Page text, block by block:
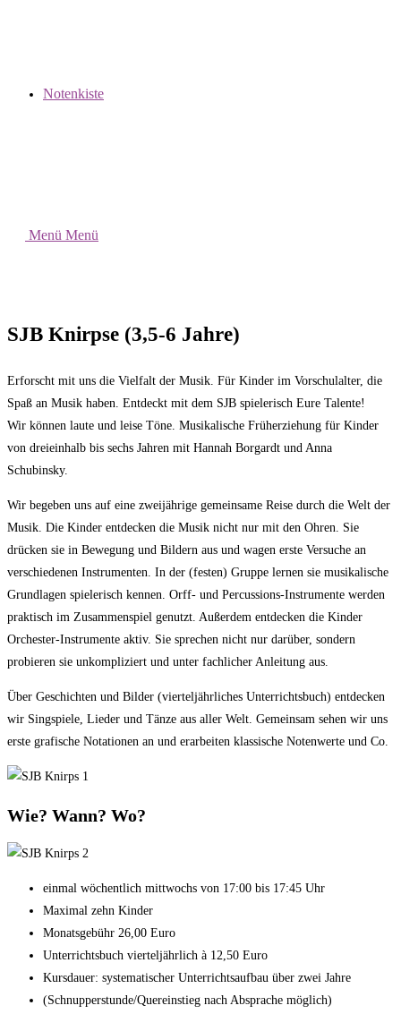
Notenkiste
Menü Menü
SJB Knirpse (3,5-6 Jahre)
Erforscht mit uns die Vielfalt der Musik. Für Kinder im Vorschulalter, die
Spaß an Musik haben. Entdeckt mit dem SJB spielerisch Eure Talente!
Wir können laute und leise Töne. Musikalische Früherziehung für Kinder
von dreieinhalb bis sechs Jahren mit Hannah Borgardt und Anna
Schubinsky.
Wir begeben uns auf eine zweijährige gemeinsame Reise durch die Welt der
Musik. Die Kinder entdecken die Musik nicht nur mit den Ohren. Sie
drücken sie in Bewegung und Bildern aus und wagen erste Versuche an
verschiedenen Instrumenten. In der (festen) Gruppe lernen sie musikalische
Grundlagen spielerisch kennen. Orff- und Percussions-Instrumente werden
praktisch im Zusammenspiel genutzt. Außerdem entdecken die Kinder
Orchester-Instrumente aktiv. Sie sprechen nicht nur darüber, sondern
probieren sie unkompliziert und unter fachlicher Anleitung aus.
Über Geschichten und Bilder (vierteljährliches Unterrichtsbuch) entdecken
wir Singspiele, Lieder und Tänze aus aller Welt. Gemeinsam sehen wir uns
erste grafische Notationen an und erarbeiten klassische Notenwerte und Co.
Wie? Wann? Wo?
einmal wöchentlich mittwochs von 17:00 bis 17:45 Uhr
Maximal zehn Kinder
Monatsgebühr 26,00 Euro
Unterrichtsbuch vierteljährlich à 12,50 Euro
Kursdauer: systematischer Unterrichtsaufbau über zwei Jahre
(Schnupperstunde/Quereinstieg nach Absprache möglich)